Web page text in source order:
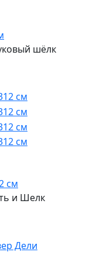
шёлк
см
и Шелк